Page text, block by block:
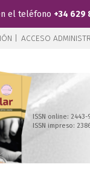
el teléfono +34 629
| ACCESO
ISSN online: 2443-
ISSN impreso: